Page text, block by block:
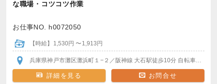
な職場・コツコツ作業
お仕事NO. h0072050
【時給】1,530円 〜1,913円
兵庫県神戸市灘区灘浜町１−２ ／阪神線 大石駅徒歩10分 自転車・バイク通勤可（駐輪場無料）
詳細を見る お問合せ